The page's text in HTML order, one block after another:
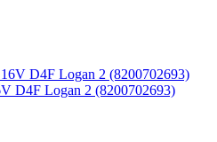
D4F Logan 2 (8200702693)